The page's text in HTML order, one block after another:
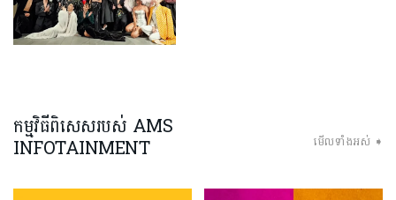
កម្មវិធីពិសេសរបស់ AMS
INFOTAINMENT មើលទាំងអស់ ➧